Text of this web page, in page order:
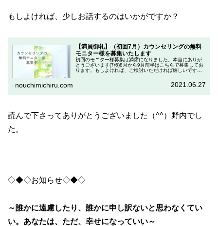
もしよければ、少しお話するのはいかがですか？
【満員御礼】（初回7月）カウンセリングの無料
モニター様を募集いたします
初回のモニター様募集は満席になりました。本当にありが
とうございます(7/6)8月から9月前半はこちらで募集してお
ります。もしよければ、ご検討いただければ嬉しいです
nouchimichiru.com 2021.06.27
読んで下さってありがとうございました（^^）野内でし
た。
◇◆◇お知らせ◇◆◇
～誰かに遠慮したり、誰かに申し訳ないと思わなくてい
い。あなたは、ただ、幸せになっていい～